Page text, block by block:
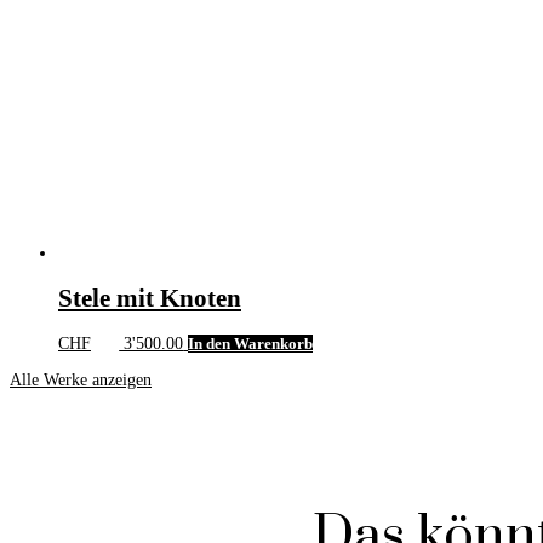
Stele mit Knoten
CHF 3'500.00 In den Warenkorb
Alle Werke anzeigen